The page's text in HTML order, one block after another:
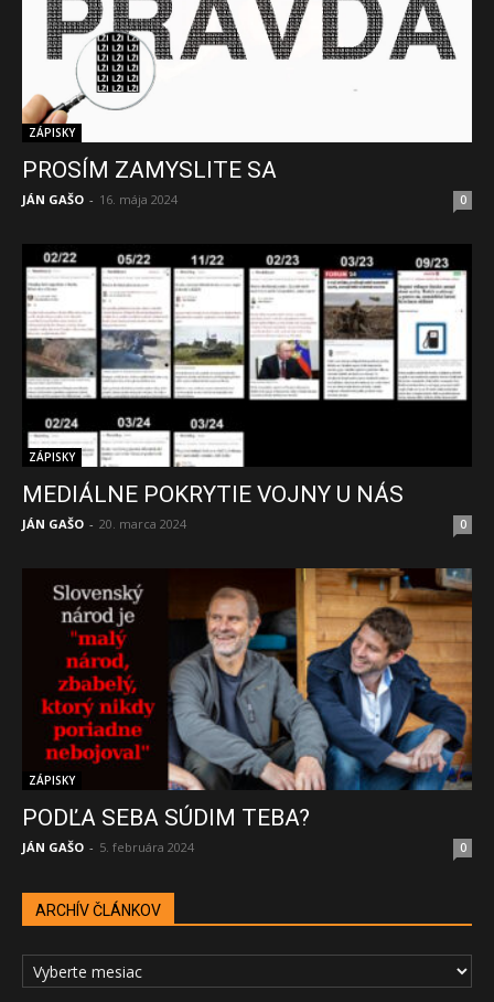
ZÁPISKY
PROSÍM ZAMYSLITE SA
JÁN GAŠO - 16. mája 2024 0
ZÁPISKY
MEDIÁLNE POKRYTIE VOJNY U NÁS
JÁN GAŠO - 20. marca 2024 0
ZÁPISKY
PODĽA SEBA SÚDIM TEBA?
JÁN GAŠO - 5. februára 2024 0
ARCHÍV ČLÁNKOV
ARCHÍV
ČLÁNKOV